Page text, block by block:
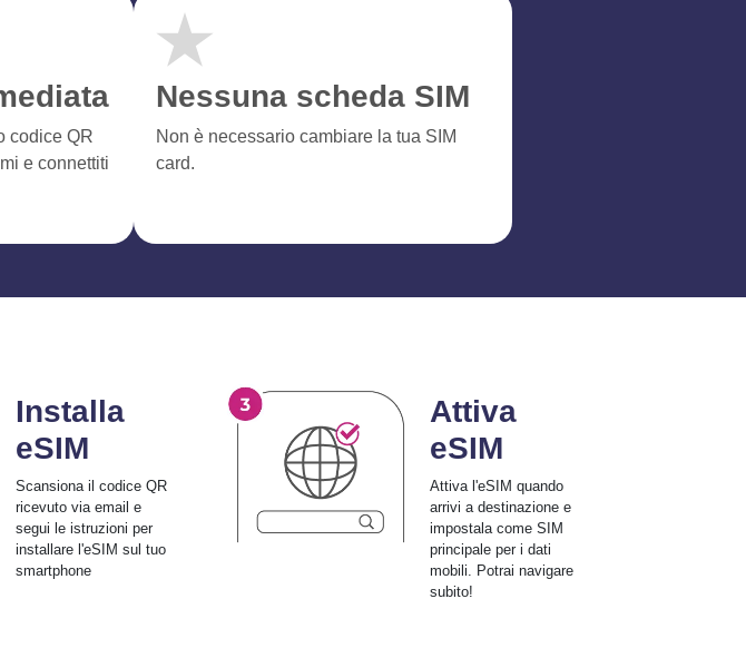
codice QR
e connettiti
Nessuna scheda SIM
Non è necessario cambiare la tua SIM
card.
Installa
eSIM
Scansiona il codice QR
ricevuto via email e
segui le istruzioni per
installare l'eSIM sul tuo
smartphone
Attiva
eSIM
Attiva l'eSIM quando
arrivi a destinazione e
impostala come SIM
principale per i dati
mobili. Potrai navigare
subito!